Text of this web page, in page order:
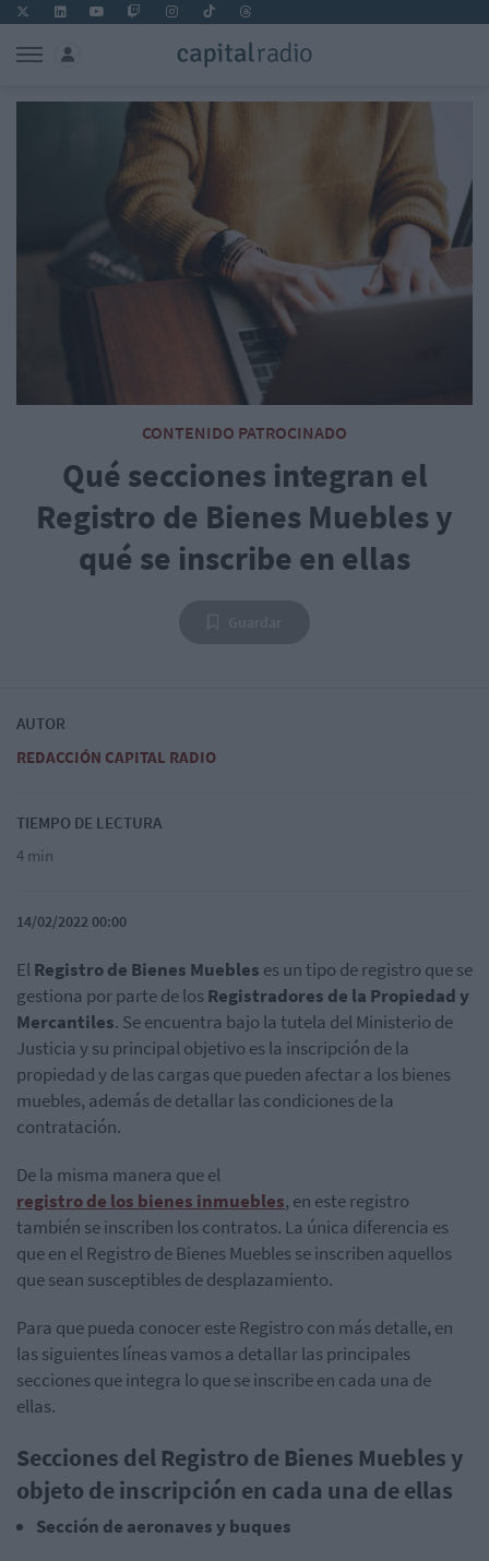
CONTENIDO PATROCINADO
Qué secciones integran el
Registro de Bienes Muebles y
qué se inscribe en ellas
AUTOR
REDACCIÓN CAPITAL RADIO
TIEMPO DE LECTURA
4 min
14/02/2022 00:00
ElRegistro de Bienes Muebles es un tipo de registro que se
gestiona por parte de losRegistradores de la Propiedad y
Mercantiles. Se encuentra bajo la tutela del Ministerio de
Justicia y su principal objetivo es la inscripción de la
propiedad y de las cargas que pueden afectar a los bienes
muebles, además de detallar las condiciones de la
contratación.
De la misma manera que el
registro de los bienes inmuebles, en este registro
también se inscriben los contratos. La única diferencia es
que en el Registro de Bienes Muebles se inscriben aquellos
que sean susceptibles de desplazamiento.
Para que pueda conocer este Registro con más detalle, en
las siguientes líneas vamos a detallar las principales
secciones que integra lo que se inscribe en cada una de
ellas.
Secciones del Registro de Bienes Muebles y
objeto de inscripción en cada una de ellas
Sección de aeronaves y buques